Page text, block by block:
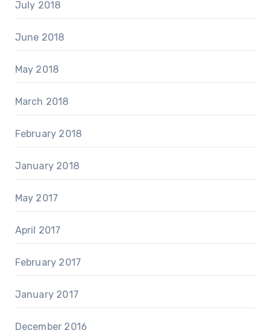
July 2018
June 2018
May 2018
March 2018
February 2018
January 2018
May 2017
April 2017
February 2017
January 2017
December 2016